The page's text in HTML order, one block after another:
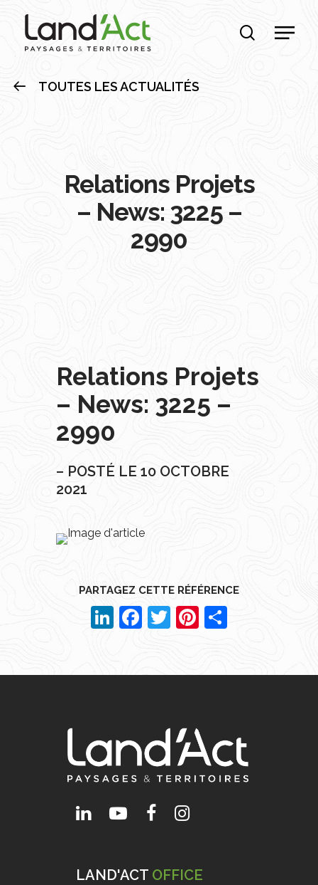
recherche
Menu
TOUTES LES ACTUALITÉS
Relations Projets
– News: 3225 –
2990
Relations Projets
– News: 3225 –
2990
– POSTÉ LE 10 OCTOBRE
2021
PARTAGEZ CETTE RÉFÉRENCE
LinkedIn
Facebook
TwitterPinterest
LAND'ACT OFFICE